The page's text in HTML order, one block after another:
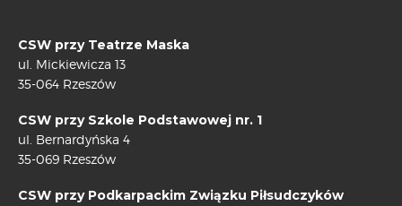
CSW przy Teatrze Maska
ul. Mickiewicza 13
35-064 Rzeszów
CSW przy Szkole Podstawowej nr. 1
ul. Bernardyńska 4
35-069 Rzeszów
CSW przy Podkarpackim Związku Piłsudczyków